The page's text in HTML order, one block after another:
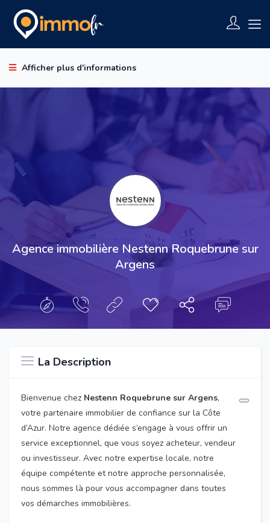
Afficher plus d'informations
Agence immobilière Nestenn Roquebrune sur
Argens
La Description
Bienvenue chez Nestenn Roquebrune sur Argens,
votre partenaire immobilier de confiance sur la Côte
d’Azur. Notre agence dédiée s’engage à vous offrir un
service exceptionnel, que vous soyez acheteur, vendeur
ou investisseur. Avec notre expertise locale, notre
équipe compétente et notre approche personnalisée,
nous sommes là pour vous accompagner dans toutes
vos démarches immobilières.